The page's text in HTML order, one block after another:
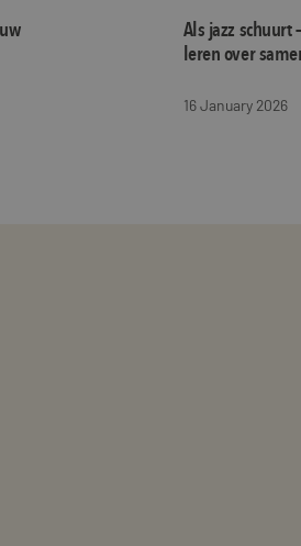
Als jazz schuurt
leren over
16 January 2026